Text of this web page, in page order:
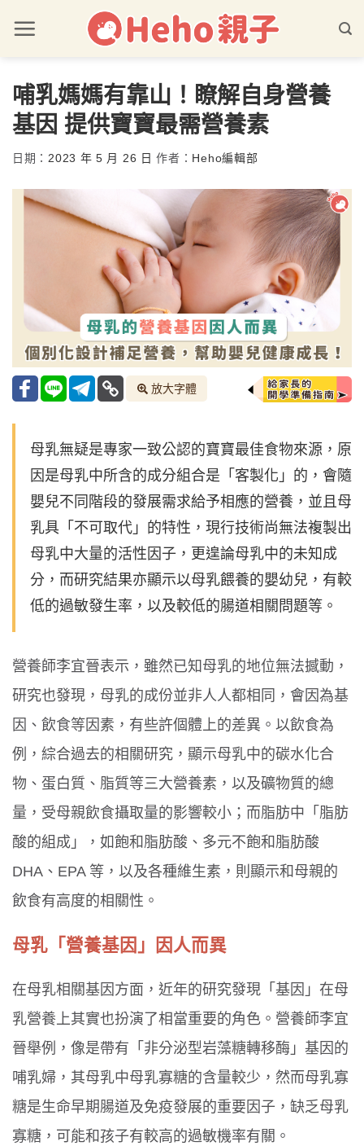
哺乳媽媽有靠山！瞭解自身營養
基因 提供寶寶最需營養素
日期： 2023 年 5 月 26 日 作者： Heho編輯部
放大字體
母乳無疑是專家一致公認的寶寶最佳食物來源，原
因是母乳中所含的成分組合是「客製化」的，會隨
嬰兒不同階段的發展需求給予相應的營養，並且母
乳具「不可取代」的特性，現行技術尚無法複製出
母乳中大量的活性因子，更遑論母乳中的未知成
分，而研究結果亦顯示以母乳餵養的嬰幼兒，有較
低的過敏發生率，以及較低的腸道相關問題等。
營養師李宜晉表示，雖然已知母乳的地位無法撼動，
研究也發現，母乳的成份並非人人都相同，會因為基
因、飲食等因素，有些許個體上的差異。以飲食為
例，綜合過去的相關研究，顯示母乳中的碳水化合
物、蛋白質、脂質等三大營養素，以及礦物質的總
量，受母親飲食攝取量的影響較小；而脂肪中「脂肪
酸的組成」，如飽和脂肪酸、多元不飽和脂肪酸
DHA、EPA 等，以及各種維生素，則顯示和母親的
飲食有高度的相關性。
母乳「營養基因」因人而異
在母乳相關基因方面，近年的研究發現「基因」在母
乳營養上其實也扮演了相當重要的角色。營養師李宜
晉舉例，像是帶有「非分泌型岩藻糖轉移酶」基因的
哺乳婦，其母乳中母乳寡糖的含量較少，然而母乳寡
糖是生命早期腸道及免疫發展的重要因子，缺乏母乳
寡糖，可能和孩子有較高的過敏機率有關。